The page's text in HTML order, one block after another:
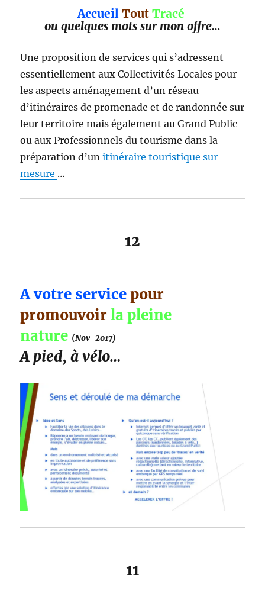
Accueil Tout Tracé
ou quelques mots sur mon offre…
Une proposition de services qui s’adressent
essentiellement aux Collectivités Locales pour
les aspects aménagement d’un réseau
d’itinéraires de promenade et de randonnée sur
leur territoire mais également au Grand Public
ou aux Professionnels du tourisme dans la
préparation d’unitinéraire touristique sur
mesure …
12
A votre servicepour
promouvoirla pleine
nature (Nov-2017)
A pied, à vélo…
11